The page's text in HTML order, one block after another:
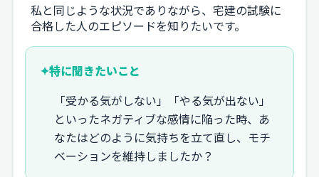
私と同じような状況でありながら、宅建の試験に
合格した人のエピソードを知りたいです。
✦特に聞きたいこと
「受かる気がしない」「やる気が出ない」
といったネガティブな感情に陥った時、あ
なたはどのように気持ちを立て直し、モチ
ベーションを維持しましたか？